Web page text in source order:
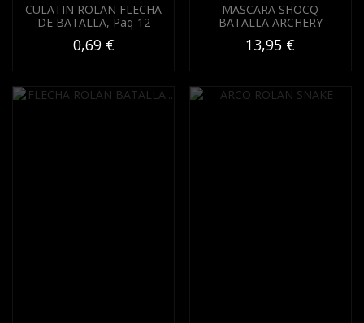
CULATIN ROLAN FLECHA
DE BATALLA, Paq-12
0,69 €
MASCARA SHOCQ
BATALLA ARCHERY
13,95 €